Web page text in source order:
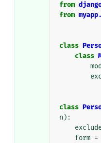
from
from
class
class
class
n ):
form =